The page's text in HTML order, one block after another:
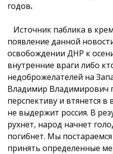
годов.
Источник паблика в
появление данной
освобождении ДНР к
внутренние враги либо
недоброжелателей на
Владимир Владимирович
перспективу и втянется
не выдержит россия. В
рухнет, народ начнет
погибнет. Мы
принять определенные